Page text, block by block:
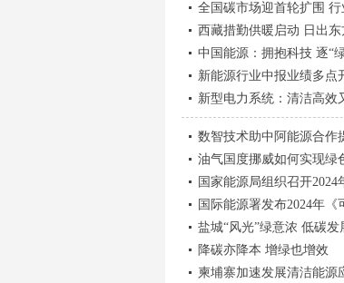
全国碳市场迎首轮扩围
西藏措勤供暖启动 日出
中国能源：拥抱科技 逐“
新能源行业中报业绩多点
新型电力系统：清洁高效
数智技术助中阿能源合作
油气国度挪威如何实现绿
国家能源局组织召开
国际能源署发布2024年
盐城“风光”绿意浓 低碳发
降碳亦降本 增绿也增效
柬埔寨加速发展清洁能源